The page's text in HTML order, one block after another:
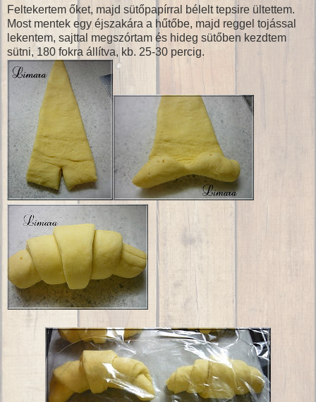
Feltekertem őket, majd sütőpapírral bélelt tepsire ültettem.
Most mentek egy éjszakára a hűtőbe, majd reggel tojással
lekentem, sajttal megszórtam és hideg sütőben kezdtem
sütni, 180 fokra állítva, kb. 25-30 percig.